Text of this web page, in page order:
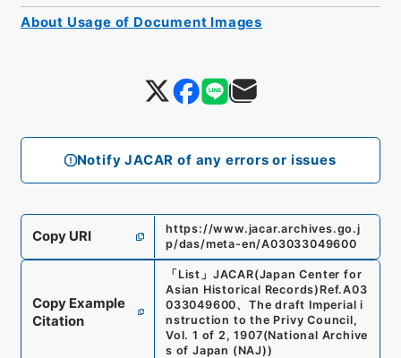
Notify JACAR of any errors or issues
Copy URI
https://www.jacar.archives.go.j
p/das/meta-en/A03033049600
Copy Example
Citation
「List 」 JACAR(Japan Center for
Asian Historical Records) Ref.A03
033049600、 The draft Imperial i
nstruction to the Privy Council,
Vol. 1 of 2, 1907(National Archive
s of Japan (NAJ))
About Usage of Document Images